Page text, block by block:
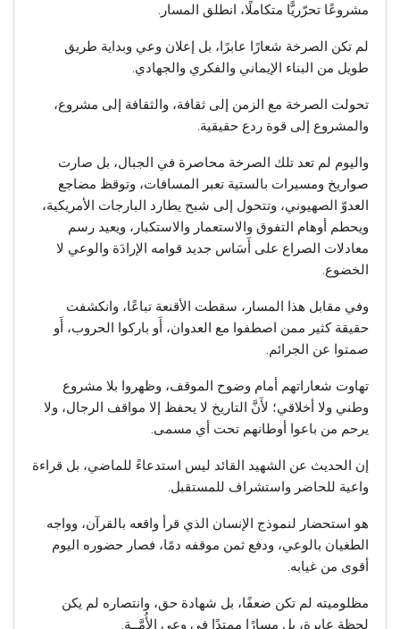
مشروعًا تحرّريًّا متكاملًا، انطلق المسار.
لم تكن الصرخة شعارًا عابرًا، بل إعلان وعي وبداية طريق
طويل من البناء الإيماني والفكري والجهادي.
تحولت الصرخة مع الزمن إلى ثقافة، والثقافة إلى مشروع،
والمشروع إلى قوة ردع حقيقية.
واليوم لم تعد تلك الصرخة محاصرة في الجبال، بل صارت
صواريخ ومسيرات بالستية تعبر المسافات، وتوقظ مضاجع
العدوّ الصهيوني، وتتحول إلى شبح يطارد البارجات الأمريكية،
ويحطم أوهام التفوق والاستعمار والاستكبار، ويعيد رسم
معادلات الصراع على أَسَاس جديد قوامه الإرادَة والوعي لا
الخضوع.
وفي مقابل هذا المسار، سقطت الأقنعة تباعًا، وانكشفت
حقيقة كثير ممن اصطفوا مع العدوان، أَو باركوا الحروب، أَو
صمتوا عن الجرائم.
تهاوت شعاراتهم أمام وضوح الموقف، وظهروا بلا مشروع
وطني ولا أخلاقي؛ لأَنَّ التاريخ لا يحفظ إلا مواقف الرجال، ولا
يرحم من باعوا أوطانهم تحت أي مسمى.
إن الحديث عن الشهيد القائد ليس استدعاءً للماضي، بل قراءة
واعية للحاضر واستشراف للمستقبل.
هو استحضار لنموذج الإنسان الذي قرأ واقعه بالقرآن، وواجه
الطغيان بالوعي، ودفع ثمن موقفه دمًا، فصار حضوره اليوم
أقوى من غيابه.
مظلوميته لم تكن ضعفًا، بل شهادة حق، وانتصاره لم يكن
لحظة عابرة، بل مسارًا ممتدًا في وعي الأُمَّــة.